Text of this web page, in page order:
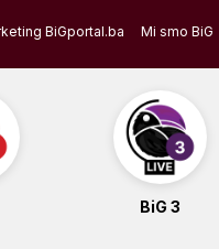
BiGportal.ba Mi smo BiG
BiG 3